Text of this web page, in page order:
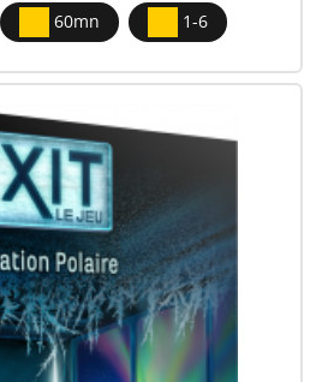
60mn 1-6